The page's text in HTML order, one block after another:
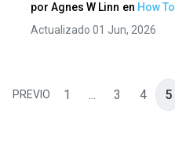
por Agnes W Linn en How To
Actualizado 01 Jun, 2026
PREVIO 1 ... 3 4 5